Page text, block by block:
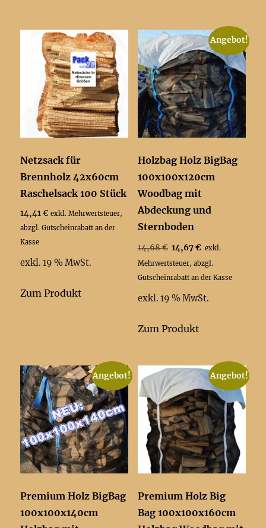
Netzsack für
Brennholz 42x60cm
Raschelsack 100 Stück
14,41€ exkl. Mehrwertsteuer,
abzgl. Gutscheinrabatt an der
Kasse
exkl. 19 % MwSt.
Zum Produkt
Angebot!
Holzbag Holz BigBag
100x100x120cm
Woodbag mit
Abdeckung und
Sternboden
14,68€ Ursprünglicher
Preis
war:
14,67€ Aktueller
Preis
ist:
exkl.
Mehrwertsteuer, abzgl.
Gutscheinrabatt an der Kasse
exkl. 19 % MwSt.
Zum Produkt
Angebot!
Premium Holz BigBag
100x100x140cm
Angebot!
Premium Holz Big
Bag 100x100x160cm